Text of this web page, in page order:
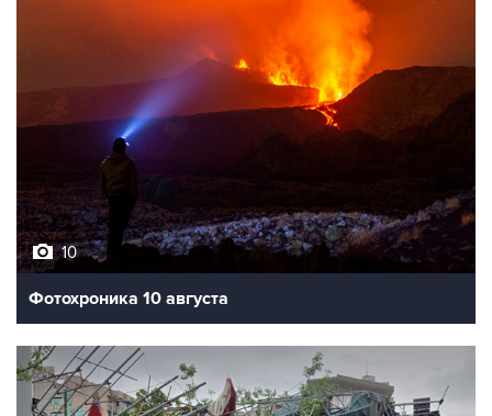
10
Фотохроника 10 августа